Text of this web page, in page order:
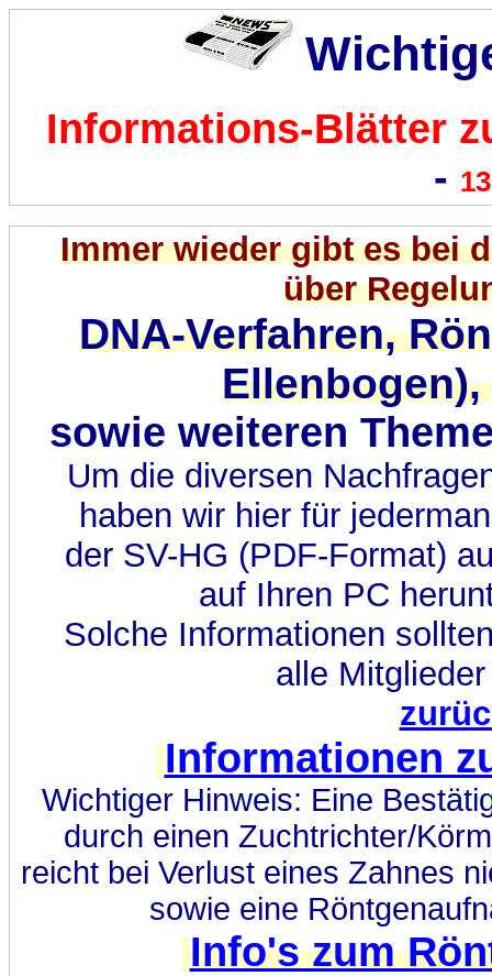
Informations-Blätter
-
Immer wieder gibt es bei
über
DNA-Verfahren,
sowie weiteren
Um die diversen
haben wir hier für
der SV-HG (PDF-Format)
auf Ihren PC
Solche Informationen
alle
Informationen
Wichtiger Hinweis: Eine
durch einen Zuchtrichter/
reicht bei Verlust eines Zahnes
sowie eine
Info's zum